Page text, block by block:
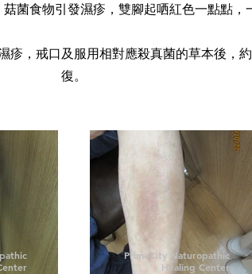
菌食物引發濕疹，雙腳起哂紅色一點點，
疹，戒口及服用相對應殺真菌的草本後，
復。
PrimeCity Naturopathic
Healing Center